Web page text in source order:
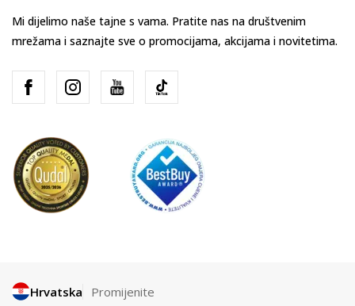
Mi dijelimo naše tajne s vama. Pratite nas na društvenim
mrežama i saznajte sve o promocijama, akcijama i novitetima.
Hrvatska Promijenite